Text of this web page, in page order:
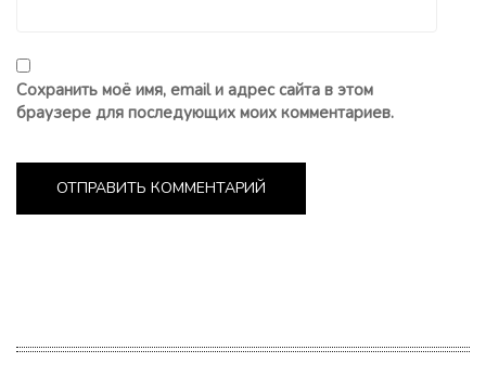
Сохранить моё имя, email и адрес сайта в этом
браузере для последующих моих комментариев.